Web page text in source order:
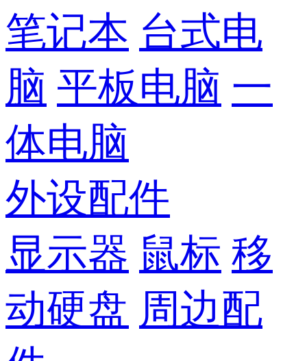
笔记本 台式电
脑 平板电脑 一
体电脑
外设配件
显示器 鼠标 移
动硬盘 周边配